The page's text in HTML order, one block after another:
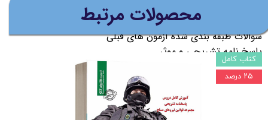
مفاهیم و نکات کلیدی
سوالات طبقه بندی شده آزمون های قبلی
پاسخ نامه تشریحی و موثر
مطابق با سرفصل سازمان سنجش کشور
افزودن به سبد خرید
​محصولات مرتبط
کتاب کامل
۲۵ درصد